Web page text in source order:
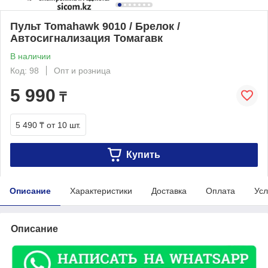
Пульт Tomahawk 9010 / Брелок /
Автосигнализация Томагавк
В наличии
Код: 98
Опт и розница
5 990 ₸
5 490 ₸ от 10 шт.
Купить
Описание Характеристики Доставка Оплата
Описание